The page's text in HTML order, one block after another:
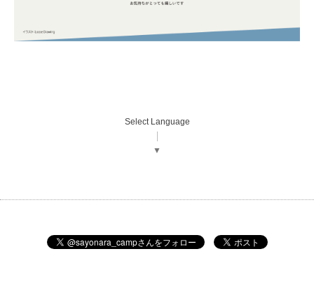
Select Language
▼